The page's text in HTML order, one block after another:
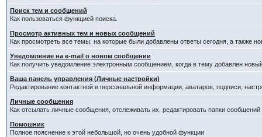
Поиск тем и сообщений
Как пользоваться функцией поиска.
Просмотр активных тем и новых сообщений
Как просмотреть все темы, на которые были добавлены ответы сегодня, а также
Уведомление на е-mail о новом сообщении
Как получить уведомление электронным сообщением, когда в тему добавлен
Ваша панель управления (Личные настройки)
Редактирование контактной и персональной информации, аватаров, подписи,
Личные сообщения
Как отсылать личные сообщения, отслеживать их, редактировать папки
Помошник
Полное пояснение к этой небольшой, но очень удобной функции